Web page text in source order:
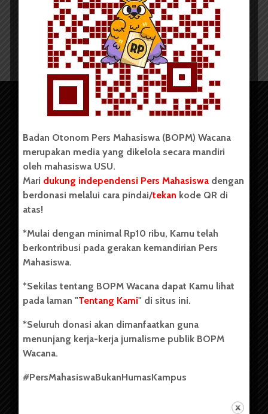
Redaksi 16 Desember 2014 2 menit waktu baca
Copyright © 2023. All rights reserved BOPM WACANA.
Badan Otonom Pers Mahasiswa (BOPM) Wacana merupakan
pers mahasiswa yang berdiri di luar kampus dan dikelola
(USU). Sebelumnya BOPM Wacana merupakan salah satu
Unit Kegiatan Mahasiswa (UKM) di Universitas Sumatera
berdiri pada 1 Juli 1995.
Tentang Kami
Badan Otonom Pers Mahasiswa (BOPM) Wacana
merupakan media yang dikelola secara mandiri
oleh mahasiswa USU.
Mari dukung independensi Pers Mahasiswa dengan
berdonasi melalui cara pindai/tekan kode QR di
atas!
*Mulai dengan minimal Rp10 ribu, Kamu telah
berkontribusi pada gerakan kemandirian Pers
Mahasiswa.
*Sekilas tentang BOPM Wacana dapat Kamu lihat
pada laman "Tentang Kami" di situs ini.
*Seluruh donasi akan dimanfaatkan guna
menunjang kerja-kerja jurnalisme publik BOPM
Wacana.
#PersMahasiswaBukanHumasKampus